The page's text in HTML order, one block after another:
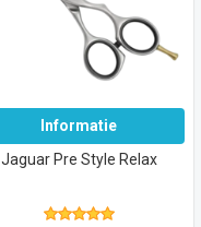
Informatie
Jaguar Pre Style Relax